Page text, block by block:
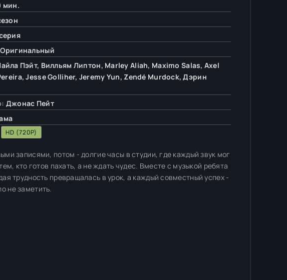
мин.
Оригинальный
Пэйт, Вилльям Липтон, Marley Aliah, Maximo Salas, Axel
Jesse Golliher, Jeremy Yun, Zendé Murdock, Дэрин
Джонас Пейт
HD (720P)
записями, потом - долгие часы в студии, где каждый звук мог
кто готов пахать, а не ждать чудес. Вместе с музыкой ребята
трудность превращалась в урок, а каждый совместный успех -
не заметить.